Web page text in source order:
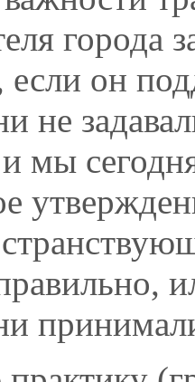
города
если он
не
мы